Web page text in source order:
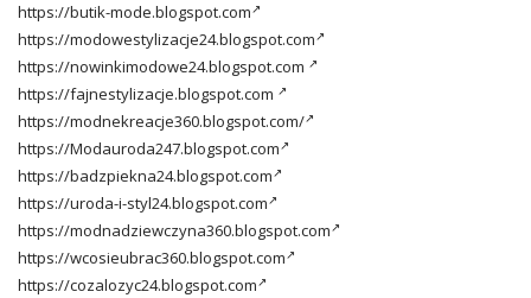
https://butik-mode.blogspot.com
https://modowestylizacje24.blogspot.com
https://nowinkimodowe24.blogspot.com
https://fajnestylizacje.blogspot.com
https://modnekreacje360.blogspot.com/
https://Modauroda247.blogspot.com
https://badzpiekna24.blogspot.com
https://uroda-i-styl24.blogspot.com
https://modnadziewczyna360.blogspot.com
https://wcosieubrac360.blogspot.com
https://cozalozyc24.blogspot.com